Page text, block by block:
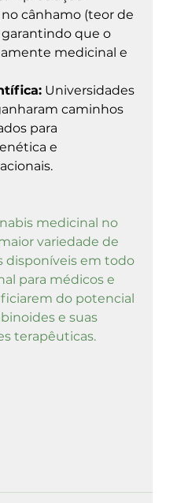
cânhamo (teor de
garantindo que o
medicinal e
Universidades
caminhos
para
e
medicinal no
variedade de
disponíveis em todo
para médicos e
do potencial
e suas
terapêuticas.